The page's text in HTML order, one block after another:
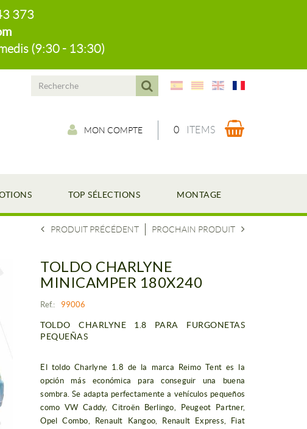
373
(9:30 - 13:30)
MON COMPTE 0 ITEMS
TOP SÉLECTIONS MONTAGE
PROCHAIN PRODUIT
PRODUIT PRÉCÉDENT
TOLDO CHARLYNE
MINICAMPER 180X240
Ref.: 99006
TOLDO CHARLYNE 1.8 PARA FURGONETAS
PEQUEÑAS
El toldo Charlyne 1.8 de la marca Reimo Tent es la
opción más económica para conseguir una buena
sombra. Se adapta perfectamente a vehículos pequeños
como VW Caddy, Citroën Berlingo, Peugeot Partner,
Opel Combo, Renault Kangoo, Renault Express, Fiat